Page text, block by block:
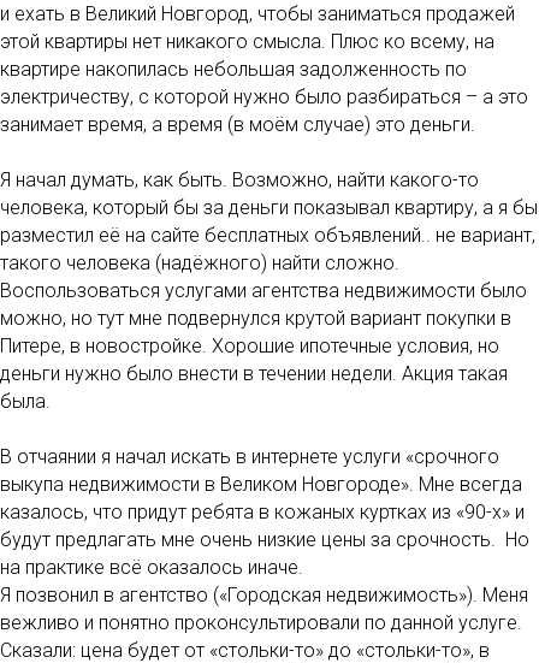
и ехать в Великий Новгород, чтобы заниматься продажей
этой квартиры нет никакого смысла. Плюс ко всему, на
квартире накопилась небольшая задолженность по
электричеству, с которой нужно было разбираться – а это
занимает время, а время (в моём случае) это деньги.
Я начал думать, как быть. Возможно, найти какого-то
человека, который бы за деньги показывал квартиру, а я бы
разместил её на сайте бесплатных объявлений.. не вариант,
такого человека (надёжного) найти сложно.
Воспользоваться услугами агентства недвижимости было
можно, но тут мне подвернулся крутой вариант покупки в
Питере, в новостройке. Хорошие ипотечные условия, но
деньги нужно было внести в течении недели. Акция такая
была.
В отчаянии я начал искать в интернете услуги «срочного
выкупа недвижимости в Великом Новгороде». Мне всегда
казалось, что придут ребята в кожаных куртках из «90-х» и
будут предлагать мне очень низкие цены за срочность. Но
на практике всё оказалось иначе.
Я позвонил в агентство («Городская недвижимость»). Меня
вежливо и понятно проконсультировали по данной услуге.
Сказали: цена будет от «стольки-то» до «стольки-то», в